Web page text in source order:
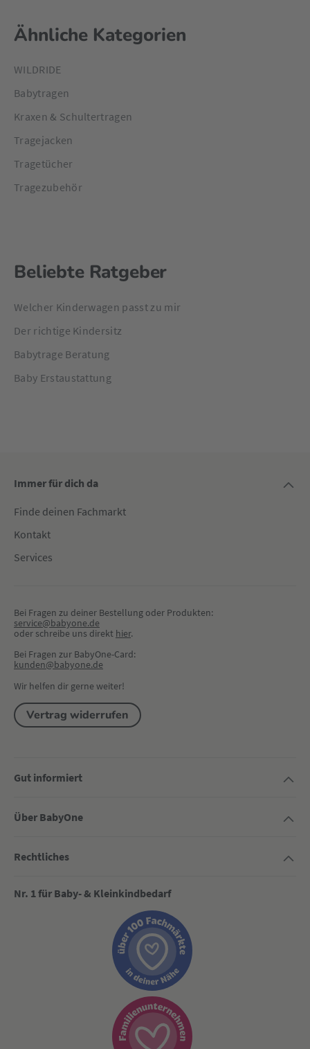
Ähnliche Kategorien
WILDRIDE
Babytragen
Kraxen & Schultertragen
Tragejacken
Tragetücher
Tragezubehör
Beliebte Ratgeber
Welcher Kinderwagen passt zu mir
Der richtige Kindersitz
Babytrage Beratung
Baby Erstaustattung
Immer für dich da
Finde deinen Fachmarkt
Kontakt
Services
Bei Fragen zu deiner Bestellung oder Produkten:
service@babyone.de
oder schreibe uns direkt hier.
Bei Fragen zur BabyOne-Card:
kunden@babyone.de
Wir helfen dir gerne weiter!
Vertrag widerrufen
Gut informiert
Über BabyOne
Rechtliches
Nr. 1 für Baby- & Kleinkindbedarf